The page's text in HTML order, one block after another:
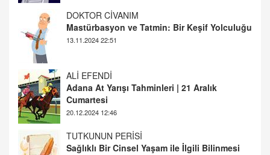
ALİ EFENDİ
Adana At Yarışı Tahminleri | 21 Aralık
Cumartesi
TUTKUNUN PERİSİ
Sağlıklı Bir Cinsel Yaşam ile İlgili Bilinmesi
Gerekenler
08.11.2024 13:16
FARUK ÖNALAN
Tezkere Onaylanmasaydı…